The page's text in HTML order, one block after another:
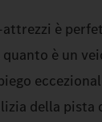
è
è un
della